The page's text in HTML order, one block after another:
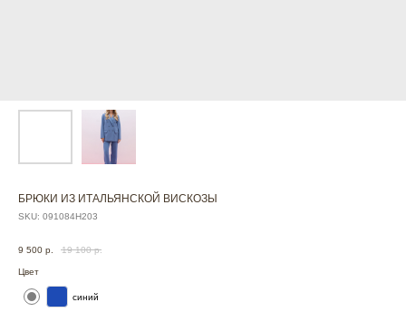
БРЮКИ ИЗ ИТАЛЬЯНСКОЙ ВИСКОЗЫ
SKU: 091084Н203
9 500 р. 19 100 р.
Цвет
синий